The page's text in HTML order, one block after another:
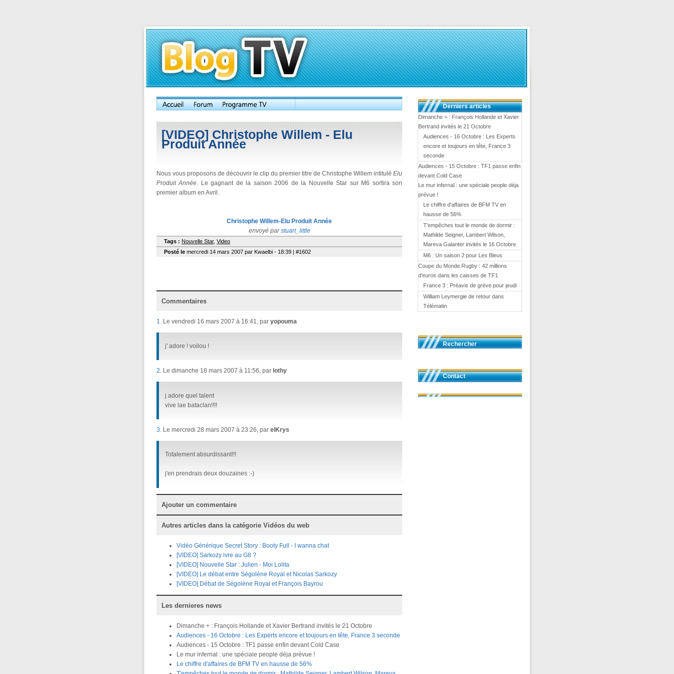
[VIDEO] Christophe Willem - Elu
Produit Année
Nous vous proposons de découvrir le clip du premier titre de Christophe Willem intitulé Elu
Produit Année . Le gagnant de la saison 2006 de la Nouvelle Star sur M6 sortira son
premier album en Avril.
Christophe Willem-Elu Produit Année
envoyé parstuart_little
Tags : Nouvelle Star, Video
Posté le mercredi 14 mars 2007 par Kwaelbi - 18:39 | #1602
Commentaires
1. Le vendredi 16 mars 2007 à 16:41, par yopouma
j' adore ! voilou !
2. Le dimanche 18 mars 2007 à 11:56, par lothy
j adore quel talent
vive lae bataclan!!!!
3. Le mercredi 28 mars 2007 à 23:26, par elKrys
Totalement absurdissant!!!
j'en prendrais deux douzaines :-)
Ajouter un commentaire
Autres articles dans la catégorie Vidéos du web
Vidéo Générique Secret Story : Booty Full - I wanna chat
[VIDEO] Sarkozy ivre au G8 ?
[VIDEO] Nouvelle Star : Julien - Moi Lolita
[VIDEO] Le débat entre Ségolène Royal et Nicolas Sarkozy
[VIDEO] Débat de Ségolène Royal et François Bayrou
Les dernieres news
Dimanche + : François Hollande et Xavier Bertrand invités le 21 Octobre
Audiences - 16 Octobre : Les Experts encore et toujours en tête, France 3 seconde
Audiences - 15 Octobre : TF1 passe enfin devant Cold Case
Le mur infernal : une spéciale people déja prévue !
Le chiffre d'affaires de BFM TV en hausse de 56%
Derniers articles
Dimanche + : François Hollande et Xavier
Bertrand invités le 21 Octobre
Audiences - 16 Octobre : Les Experts
encore et toujours en tête, France 3
seconde
Audiences - 15 Octobre : TF1 passe enfin
devant Cold Case
Le mur infernal : une spéciale people déja
prévue !
Le chiffre d'affaires de BFM TV en
hausse de 56%
T'empêches tout le monde de dormir :
Mathilde Seigner, Lambert Wilson,
Mareva Galanter invités le 16 Octobre
M6 : Un saison 2 pour Les Bleus
Coupe du Monde Rugby : 42 millions
d'euros dans les caisses de TF1
France 3 : Préavis de grève pour jeudi
William Leymergie de retour dans
Télématin
Rechercher
Contact